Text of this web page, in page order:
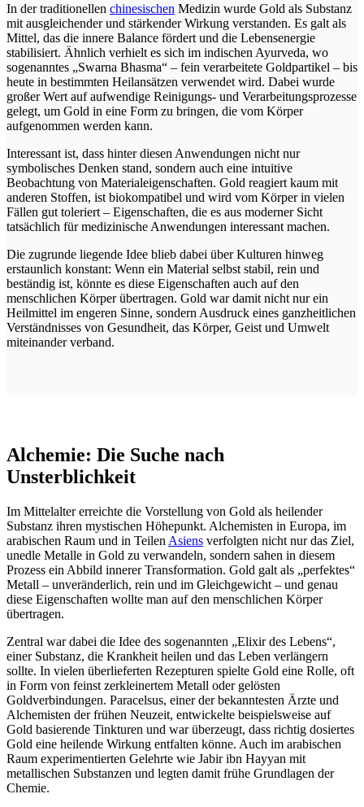
In der traditionellen chinesischen Medizin wurde Gold als Substanz
mit ausgleichender und stärkender Wirkung verstanden. Es galt als
Mittel, das die innere Balance fördert und die Lebensenergie
stabilisiert. Ähnlich verhielt es sich im indischen Ayurveda, wo
sogenanntes „Swarna Bhasma“ – fein verarbeitete Goldpartikel – bis
heute in bestimmten Heilansätzen verwendet wird. Dabei wurde
großer Wert auf aufwendige Reinigungs- und Verarbeitungsprozesse
gelegt, um Gold in eine Form zu bringen, die vom Körper
aufgenommen werden kann.
Interessant ist, dass hinter diesen Anwendungen nicht nur
symbolisches Denken stand, sondern auch eine intuitive
Beobachtung von Materialeigenschaften. Gold reagiert kaum mit
anderen Stoffen, ist biokompatibel und wird vom Körper in vielen
Fällen gut toleriert – Eigenschaften, die es aus moderner Sicht
tatsächlich für medizinische Anwendungen interessant machen.
Die zugrunde liegende Idee blieb dabei über Kulturen hinweg
erstaunlich konstant: Wenn ein Material selbst stabil, rein und
beständig ist, könnte es diese Eigenschaften auch auf den
menschlichen Körper übertragen. Gold war damit nicht nur ein
Heilmittel im engeren Sinne, sondern Ausdruck eines ganzheitlichen
Verständnisses von Gesundheit, das Körper, Geist und Umwelt
miteinander verband.
Alchemie: Die Suche nach
Unsterblichkeit
Im Mittelalter erreichte die Vorstellung von Gold als heilender
Substanz ihren mystischen Höhepunkt. Alchemisten in Europa, im
arabischen Raum und in Teilen Asiens verfolgten nicht nur das Ziel,
unedle Metalle in Gold zu verwandeln, sondern sahen in diesem
Prozess ein Abbild innerer Transformation. Gold galt als „perfektes“
Metall – unveränderlich, rein und im Gleichgewicht – und genau
diese Eigenschaften wollte man auf den menschlichen Körper
übertragen.
Zentral war dabei die Idee des sogenannten „Elixir des Lebens“,
einer Substanz, die Krankheit heilen und das Leben verlängern
sollte. In vielen überlieferten Rezepturen spielte Gold eine Rolle, oft
in Form von feinst zerkleinertem Metall oder gelösten
Goldverbindungen. Paracelsus, einer der bekanntesten Ärzte und
Alchemisten der frühen Neuzeit, entwickelte beispielsweise auf
Gold basierende Tinkturen und war überzeugt, dass richtig dosiertes
Gold eine heilende Wirkung entfalten könne. Auch im arabischen
Raum experimentierten Gelehrte wie Jabir ibn Hayyan mit
metallischen Substanzen und legten damit frühe Grundlagen der
Chemie.